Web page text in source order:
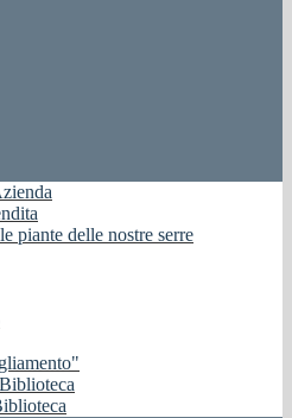
piante delle nostre serre